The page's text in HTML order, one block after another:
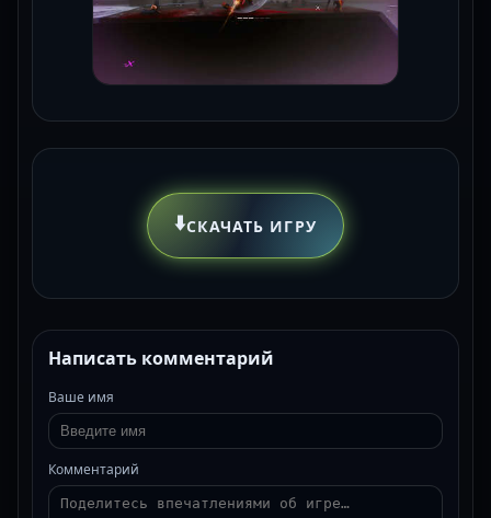
⬇️СКАЧАТЬ ИГРУ
Написать комментарий
Ваше имя
Комментарий